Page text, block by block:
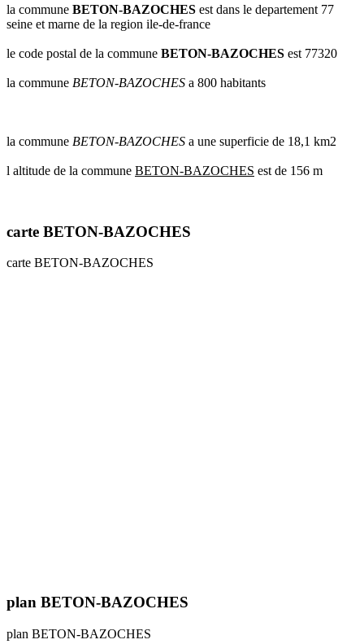
communes
val
oise
val
communes
radar
la commune BETON-BAZOCHES est dans le departement 77
seine et marne de la region ile-de-france
le code postal de la commune BETON-BAZOCHES est 77320
la commune BETON-BAZOCHES a 800 habitants
la commune BETON-BAZOCHES a une superficie de 18,1 km2
l altitude de la commune BETON-BAZOCHES est de 156 m
carte BETON-BAZOCHES
carte BETON-BAZOCHES
plan BETON-BAZOCHES
plan BETON-BAZOCHES